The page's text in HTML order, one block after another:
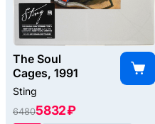
The Soul
Cages, 1991
Sting
64805832 ₽